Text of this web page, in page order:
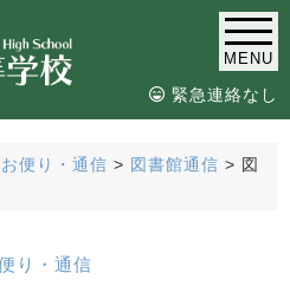
MENU
緊急連絡なし
お便り・通信 > 図書館通信 > 図
り・通信